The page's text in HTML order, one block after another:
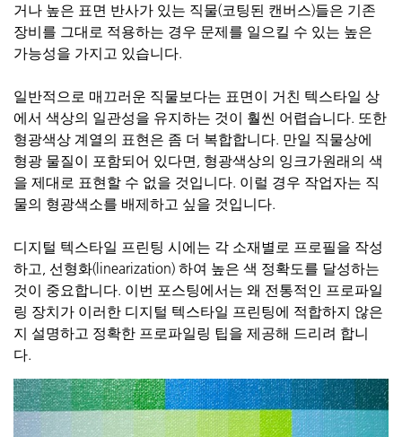
거나 높은 표면 반사가 있는 직물(코팅된 캔버스)들은 기존
장비를 그대로 적용하는 경우 문제를 일으킬 수 있는 높은
가능성을 가지고 있습니다.
일반적으로 매끄러운 직물보다는 표면이 거친 텍스타일 상
에서 색상의 일관성을 유지하는 것이 훨씬 어렵습니다. 또한
형광색상 계열의 표현은 좀 더 복합합니다. 만일 직물상에
형광 물질이 포함되어 있다면, 형광색상의 잉크가원래의 색
을 제대로 표현할 수 없을 것입니다. 이럴 경우 작업자는 직
물의 형광색소를 배제하고 싶을 것입니다.
디지털 텍스타일 프린팅 시에는 각 소재별로 프로필을 작성
하고, 선형화( linearization) 하여 높은 색 정확도를 달성하는
것이 중요합니다. 이번 포스팅에서는 왜 전통적인 프로파일
링 장치가 이러한 디지털 텍스타일 프린팅에 적합하지 않은
지 설명하고 정확한 프로파일링 팁을 제공해 드리려 합니
다.